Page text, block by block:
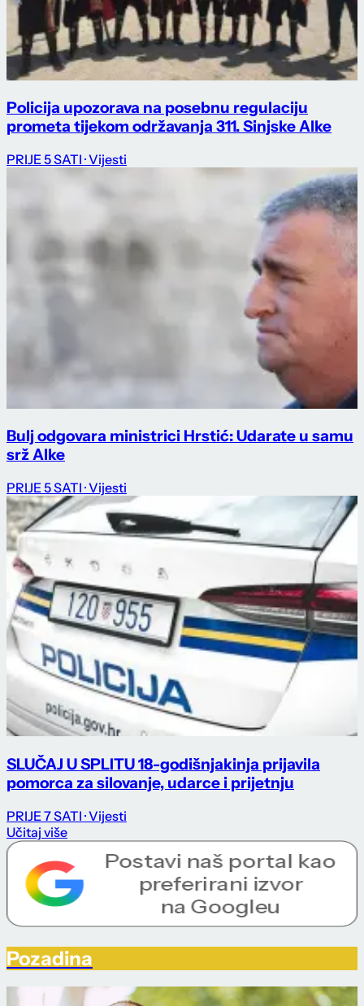
Policija upozorava na posebnu regulaciju
prometa tijekom održavanja 311. Sinjske Alke
PRIJE 5 SATI · Vijesti
Bulj odgovara ministrici Hrstić: Udarate u samu
srž Alke
PRIJE 5 SATI · Vijesti
SLUČAJ U SPLITU 18-godišnjakinja prijavila
pomorca za silovanje, udarce i prijetnju
PRIJE 7 SATI · Vijesti
Učitaj više
Pozadina